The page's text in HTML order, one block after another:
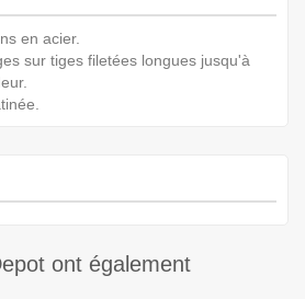
en acier.
sur tiges filetées longues jusqu'à
ont également